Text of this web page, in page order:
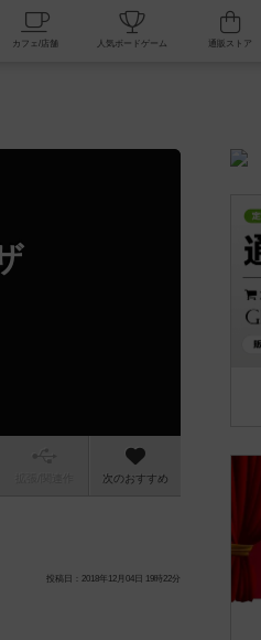
掲示板一覧 カフェ/店舗 人気ボード
次のおすすめ
投稿日：2018年12月04日 19時22分